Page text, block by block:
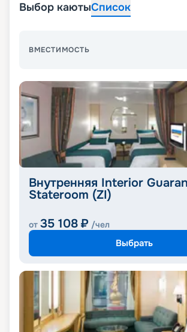
Выбор каютыСписок
ВМЕСТИМОСТЬ
Внутренняя Interior
Stateroom (ZI)
от 35 108 ₽ /чел
Выбрать